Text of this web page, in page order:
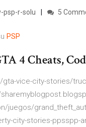
psp-r-solu 5
PSP
4 Cheats,
vice-city-stories/
juegos/
city-stories-ppsspp-